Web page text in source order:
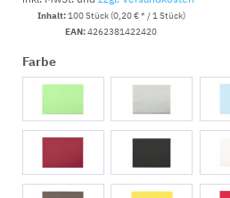
Inhalt:100 Stück (0,20 € * / 1 Stück)
EAN:4262381422420
Farbe